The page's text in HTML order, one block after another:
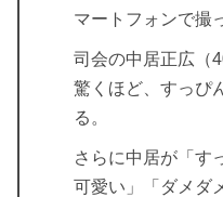
マートフォンで撮
司会の中居正広（
驚くほど、すっぴ
る。
さらに中居が「す
可愛い」「ダメダ